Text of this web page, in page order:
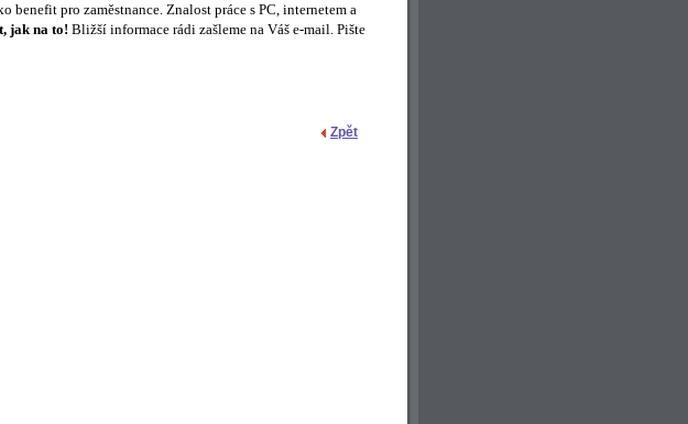
benefit pro zaměstnance. Znalost práce s PC, internetem a
jak na to! Bližší informace rádi zašleme na Váš e-mail. Pište
Zpět